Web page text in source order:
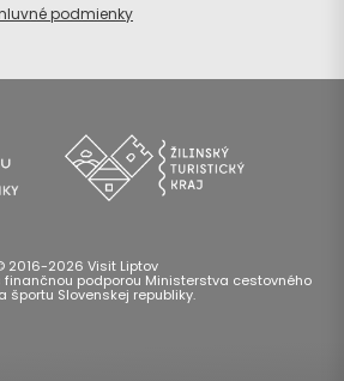
podmienky
2016-2026 Visit Liptov
podporou Ministerstva cestovného
športu Slovenskej republiky.